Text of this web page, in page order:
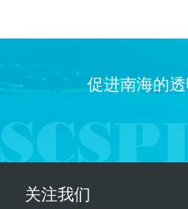
促进南海的
关注我们